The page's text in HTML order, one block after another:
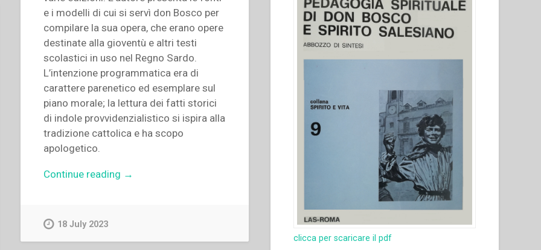
e i modelli di cui si servì don Bosco per
compilare la sua opera, che erano opere
destinate alla gioventù e altri testi
scolastici in uso nel Regno Sardo.
L’intenzione programmatica era di
carattere parenetico ed esemplare sul
piano morale; la lettura dei fatti storici
di indole provvidenzialistico si ispira alla
tradizione cattolica e ha scopo
apologetico.
Continue reading “Francesco
→
18 July 2023
clicca per scaricare il pdf